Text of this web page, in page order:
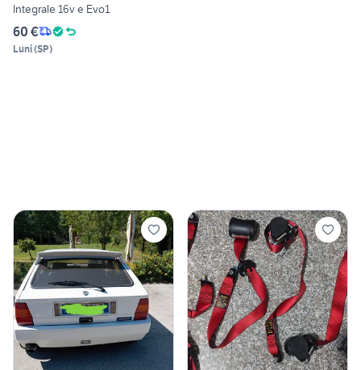
Integrale 16v e Evo1
60 €
Luni(SP)